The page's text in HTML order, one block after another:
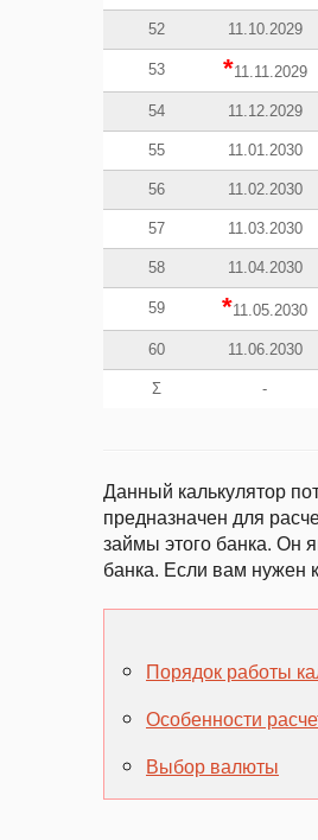
52 11.10.2029
53 *11.11.2029
54 11.12.2029
55 11.01.2030
56 11.02.2030
57 11.03.2030
58 11.04.2030
59 *11.05.2030
60 11.06.2030
Σ -
Данный калькулятор
предназначен для
займы этого банка. Он
банка. Если вам нужен
Порядок работы
Особенности
Выбор валюты